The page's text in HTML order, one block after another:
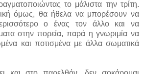
το μάλιστα την τρίτη.
όμως, θα ήθελα να μπορέσουν να
ο ένας τον άλλο και να
στην πορεία, παρά η γνωριμία να
και ποτισμένα με άλλα σωματικά